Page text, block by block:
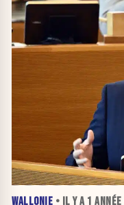
WALLONIE • IL Y A 1 ANNÉE